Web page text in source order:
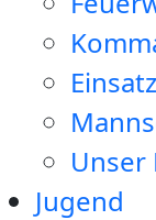
Unser
Jugend